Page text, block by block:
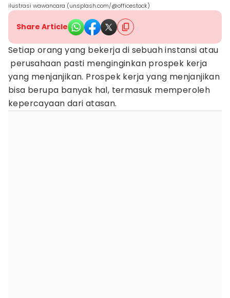
ilustrasi wawancara (unsplash.com/@officestock)
Share Article
Setiap orang yang bekerja di sebuah instansi atau
perusahaan pasti menginginkan prospek kerja
yang menjanjikan. Prospek kerja yang menjanjikan
bisa berupa banyak hal, termasuk memperoleh
kepercayaan dari atasan.